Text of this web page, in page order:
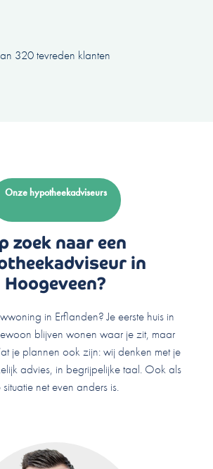
320 tevreden klanten
Onze hypotheekadviseurs
zoek naar een
in
Hoogeveen?
in Erflanden? Je eerste huis in
blijven wonen waar je zit, maar
je plannen ook zijn: wij denken met je
advies, in begrijpelijke taal. Ook als
situatie net even anders is.